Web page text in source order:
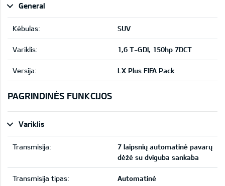
General
Kėbulas: SUV
Variklis: 1,6 T-GDI, 150hp 7DCT
Versija: LX Plus FIFA Pack
PAGRINDINĖS FUNKCIJOS
Variklis
Transmisija:
7 laipsnių automatinė pavarų
dėžė su dviguba sankaba
Transmisija tipas: Automatinė